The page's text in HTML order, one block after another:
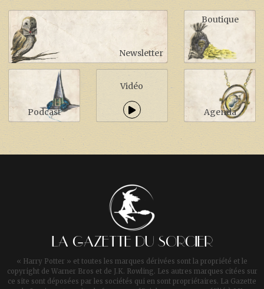
Newsletter
Boutique
Podcast
Vidéo
Agenda
LA GAZETTE DU SORCIER
« Harry Potter » et toutes les marques dérivées sont la propriété et le
copyright de Warner Bros et de J.K. Rowling. Les autres marques citées sur
ce site sont déposées par les sociétés qui en sont propriétaires. La Gazette